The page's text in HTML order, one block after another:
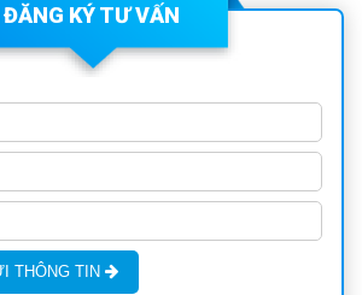
ĐĂNG KÝ TƯ VẤN
THÔNG TIN